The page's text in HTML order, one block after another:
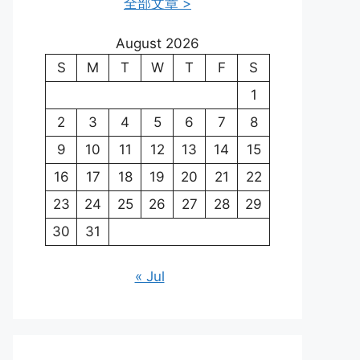
August 2026
S
M T W T F
S
1
2
3 4 5 6 7
8
9
10 11 12 13 14
15
16
17 18 19 20 21
22
23
24 25 26 27 28
29
30
31
« Jul